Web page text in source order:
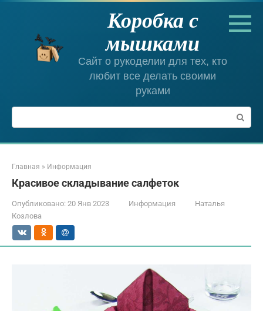
Перейти
Коробка с
мышками
Сайт о рукоделии для тех, кто
любит все делать своими
руками
Поиск:
Главная » Информация
Красивое складывание салфеток
Опубликовано: 20 Янв 2023 Информация
Наталья
Козлова